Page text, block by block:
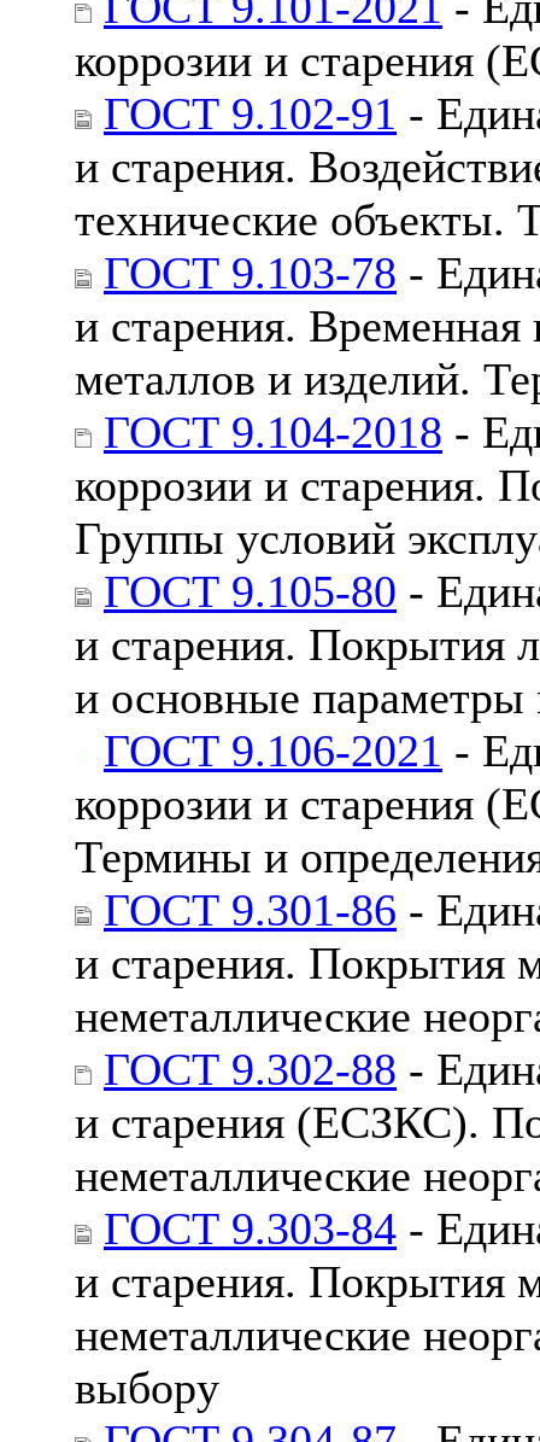
коррозии и старения
ГОСТ 9.102-91 -
и старения.
технические объекты.
ГОСТ 9.103-78 -
и старения. Временная
металлов и изделий.
ГОСТ 9.104-2018 -
коррозии и старения.
Группы условий
ГОСТ 9.105-80 -
и старения. Покрытия
и основные
ГОСТ 9.106-2021 -
коррозии и старения
Термины и
ГОСТ 9.301-86 -
и старения. Покрытия
неметаллические
ГОСТ 9.302-88 -
и старения (ЕСЗКС).
неметаллические
ГОСТ 9.303-84 -
и старения. Покрытия
неметаллические
выбору